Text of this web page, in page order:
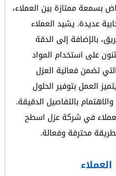
بسمعة ممتازة بين العملاء،
عديدة. يشيد العملاء
بالإضافة إلى الدقة
على استخدام المواد
تضمن فعالية العزل
العمل بتوفير الحلول
بالتفاصيل الدقيقة.
في شركة عزل اسطح
محترفة وفعالة.